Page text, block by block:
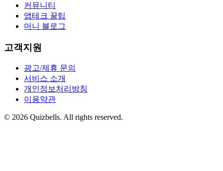
커뮤니티
앱테크 꿀팁
머니 블로그
고객지원
광고/제휴 문의
서비스 소개
개인정보처리방침
이용약관
© 2026 Quizbells. All rights reserved.